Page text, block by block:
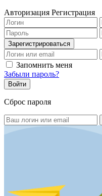
Авторизация Регистрация
Запомнить меня
Забыли пароль?
Сброс пароля